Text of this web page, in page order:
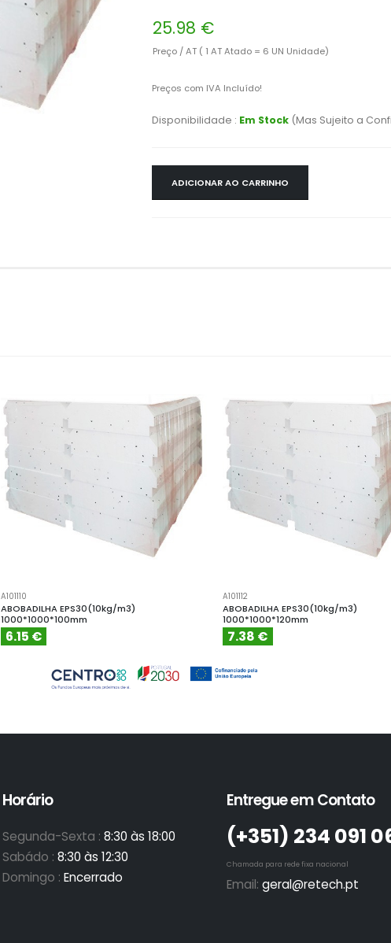
25.98 €
Preço / AT ( 1 AT Atado = 6 UN Unidade)
Preços com IVA Incluído!
Disponibilidade : Em Stock (Mas Sujeito a
ADICIONAR AO CARRINHO
A101110
ABOBADILHA EPS30(10kg/m3)
1000*1000*100mm
6.15 €
A101112
ABOBADILHA EPS30(10kg/m3)
1000*1000*120mm
7.38 €
Horário
Segunda-Sexta : 8:30 às 18:00
Sabádo : 8:30 às 12:30
Domingo : Encerrado
Entregue em Contato
(+351)­ 234 091
Chamada para rede fixa nacional
Email: geral@retech.pt